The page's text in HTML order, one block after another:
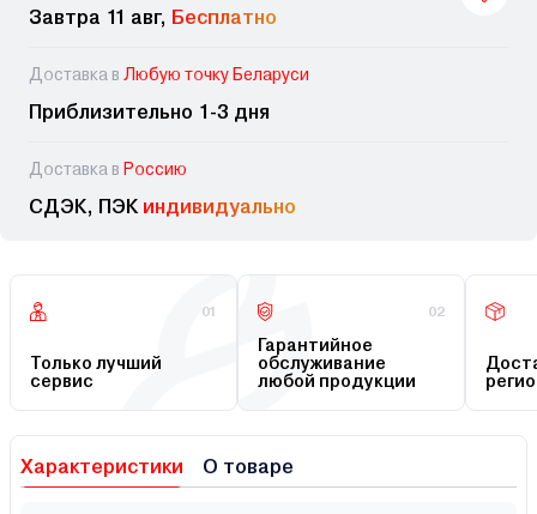
Завтра 11 авг, Бесплатно
Доставка в Любую точку Беларуси
Приблизительно 1-3 дня
Доставка в Россию
СДЭК, ПЭК индивидуально
01
Только лучший
сервис
02
Гарантийное
обслуживание
любой продукции
Характеристики О товаре